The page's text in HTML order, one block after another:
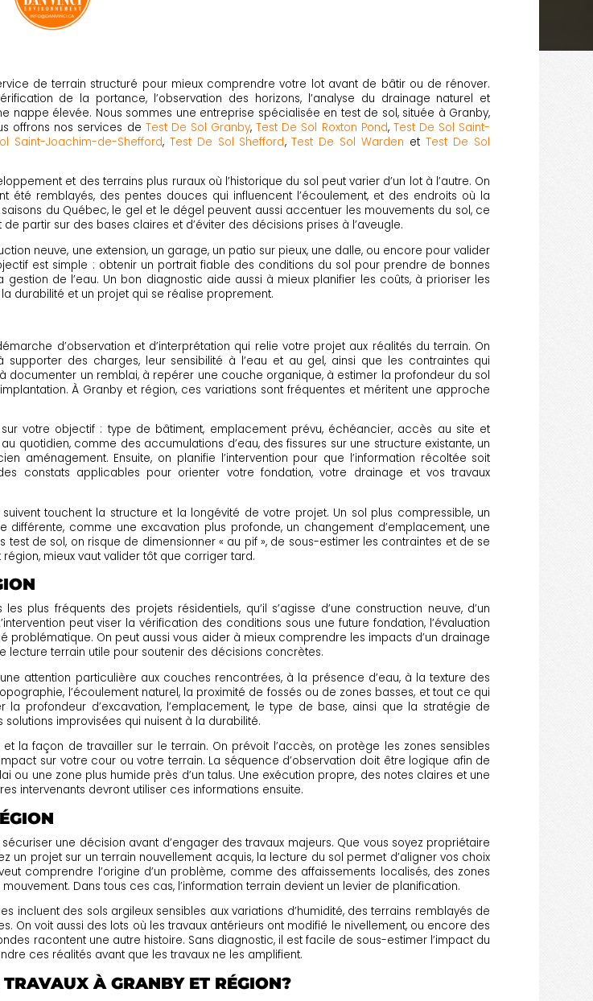
de terrain structuré pour mieux comprendre votre lot avant de bâtir ou de rénover.
de la portance, l’observation des horizons, l’analyse du drainage naturel et
nappe élevée. Nous sommes une entreprise spécialisée en test de sol, située à Granby,
offrons nos services de Test De Sol Granby,Test De Sol Roxton Pond, Test De Sol Saint-
Saint-Joachim-de-Shefford, Test De Sol Shefford,Test De Sol Warden etTest De Sol
et des terrains plus ruraux où l’historique du sol peut varier d’un lot à l’autre. On
été remblayés, des pentes douces qui influencent l’écoulement, et des endroits où la
du Québec, le gel et le dégel peuvent aussi accentuer les mouvements du sol, ce
partir sur des bases claires et d’éviter des décisions prises à l’aveugle.
neuve, une extension, un garage, un patio sur pieux, une dalle, ou encore pour valider
est simple : obtenir un portrait fiable des conditions du sol pour prendre de bonnes
de l’eau. Un bon diagnostic aide aussi à mieux planifier les coûts, à prioriser les
durabilité et un projet qui se réalise proprement.
d’observation et d’interprétation qui relie votre projet aux réalités du terrain. On
des charges, leur sensibilité à l’eau et au gel, ainsi que les contraintes qui
documenter un remblai, à repérer une couche organique, à estimer la profondeur du sol
À Granby et région, ces variations sont fréquentes et méritent une approche
sur votre objectif : type de bâtiment, emplacement prévu, échéancier, accès au site et
quotidien, comme des accumulations d’eau, des fissures sur une structure existante, un
aménagement. Ensuite, on planifie l’intervention pour que l’information récoltée soit
constats applicables pour orienter votre fondation, votre drainage et vos travaux
touchent la structure et la longévité de votre projet. Un sol plus compressible, un
comme une excavation plus profonde, un changement d’emplacement, une
de sol, on risque de dimensionner « au pif », de sous-estimer les contraintes et de se
mieux vaut valider tôt que corriger tard.
fréquents des projets résidentiels, qu’il s’agisse d’une construction neuve, d’un
peut viser la vérification des conditions sous une future fondation, l’évaluation
problématique. On peut aussi vous aider à mieux comprendre les impacts d’un drainage
lecture terrain utile pour soutenir des décisions concrètes.
attention particulière aux couches rencontrées, à la présence d’eau, à la texture des
l’écoulement naturel, la proximité de fossés ou de zones basses, et tout ce qui
profondeur d’excavation, l’emplacement, le type de base, ainsi que la stratégie de
improvisées qui nuisent à la durabilité.
la façon de travailler sur le terrain. On prévoit l’accès, on protège les zones sensibles
sur votre cour ou votre terrain. La séquence d’observation doit être logique afin de
une zone plus humide près d’un talus. Une exécution propre, des notes claires et une
intervenants devront utiliser ces informations ensuite.
une décision avant d’engager des travaux majeurs. Que vous soyez propriétaire
un projet sur un terrain nouvellement acquis, la lecture du sol permet d’aligner vos choix
comprendre l’origine d’un problème, comme des affaissements localisés, des zones
Dans tous ces cas, l’information terrain devient un levier de planification.
incluent des sols argileux sensibles aux variations d’humidité, des terrains remblayés de
On voit aussi des lots où les travaux antérieurs ont modifié le nivellement, ou encore des
racontent une autre histoire. Sans diagnostic, il est facile de sous-estimer l’impact du
ces réalités avant que les travaux ne les amplifient.
À GRANBY ET RÉGION?